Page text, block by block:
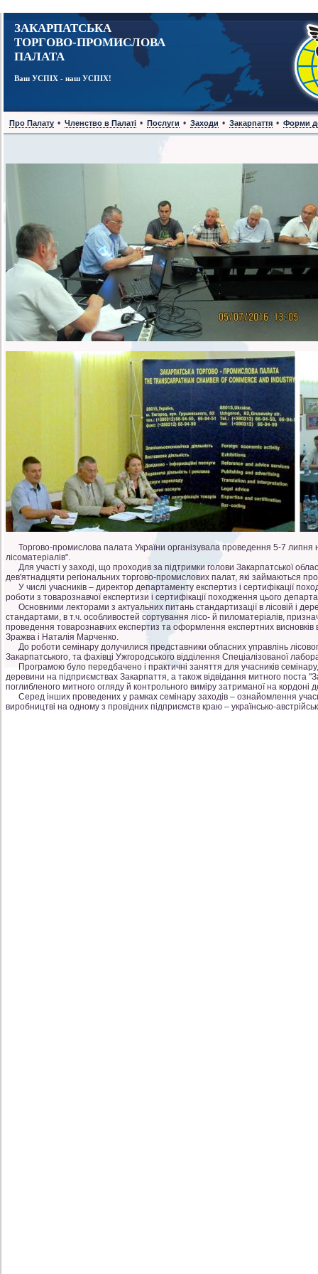
ЗАКАРПАТСЬКА
ТОРГОВО-ПРОМИСЛОВА
ПАЛАТА
Ваш УСПІХ - наш УСПІХ!
Про Палату • Членство в Палаті • Послуги • Заходи • Закарпаття • Форми
Торгово-промислова палата України організувала проведення 5-7 липня
лісоматеріалів".
Для участі у заході, що проходив за підтримки голови Закарпатської
дев'ятнадцяти регіональних торгово-промислових палат, які займаються
У числі учасників – директор департаменту експертиз і сертифікації
роботи з товарознавчої експертизи і сертифікації походження цього
Основними лекторами з актуальних питань стандартизації в лісовій і
стандартами, в т.ч. особливостей сортування лісо- й пиломатеріалів,
проведення товарознавчих експертиз та оформлення експертних висновків
Зражва і Наталія Марченко.
До роботи семінару долучилися представники обласних управлінь
Закарпатського, та фахівці Ужгородського відділення Спеціалізованої
Програмою було передбачено і практичні заняття для учасників
деревини на підприємствах Закарпаття, а також відвідання митного поста
поглибленого митного огляду й контрольного виміру затриманої на кордоні
Серед інших проведених у рамках семінару заходів – ознайомлення
виробництві на одному з провідних підприємств краю – українсько-